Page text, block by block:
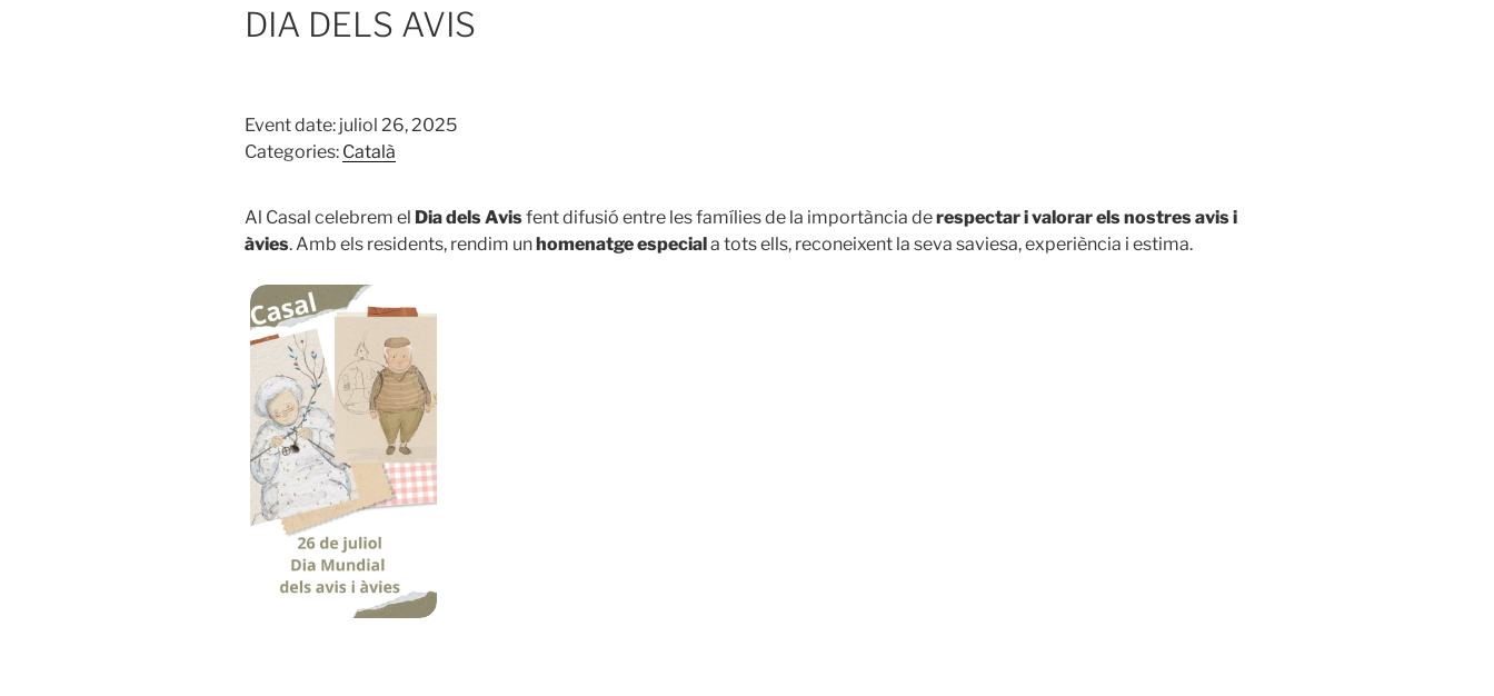
DIA DELS AVIS
Event date: juliol 26, 2025
Categories: Català
Al Casal celebrem el Dia dels Avisfent difusió entre les famílies de la importància derespectar i valorar els nostres avis i
àvies. Amb els residents, rendim unhomenatge especiala tots ells, reconeixent la seva saviesa, experiència i estima.